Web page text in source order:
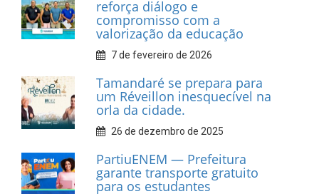
Associação dos Taxistas Rota
Car Service
10 de fevereiro de 2026
Dia do Frevo: patrimônio
cultural em movimento
9 de fevereiro de 2026
Prefeitura de Tamandaré
fortalece apoio aos
catadores de materiais
recicláveis